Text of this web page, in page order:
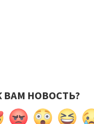
ВАМ НОВОСТЬ?